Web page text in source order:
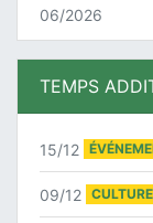
06/2026
TEMPS
15/12
09/12